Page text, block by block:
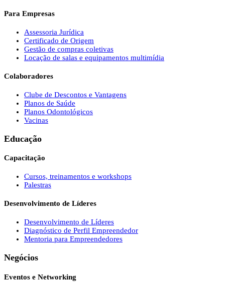
Para Empresas
Assessoria Jurídica
Certificado de Origem
Gestão de compras coletivas
Locação de salas e equipamentos multimídia
Colaboradores
Clube de Descontos e Vantagens
Planos de Saúde
Planos Odontológicos
Vacinas
Educação
Capacitação
Cursos, treinamentos e workshops
Palestras
Desenvolvimento de Líderes
Desenvolvimento de Líderes
Diagnóstico de Perfil Empreendedor
Mentoria para Empreendedores
Negócios
Eventos e Networking